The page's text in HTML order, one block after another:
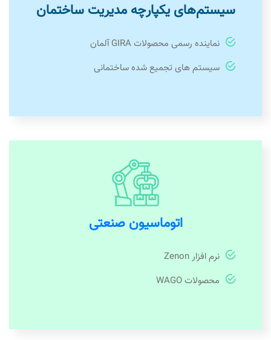
سیستم‌های یکپارچه مدیریت ساختمان
نماینده رسمی محصولات GIRA آلمان
سیستم های تجمیع شده ساختمانی
اتوماسیون صنعتی
نرم افزار Zenon
محصولات WAGO